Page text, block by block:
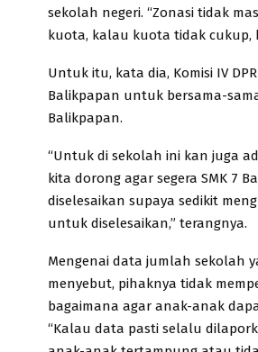
sekolah negeri. “Zonasi tidak
kuota, kalau kuota tidak cukup,
Untuk itu, kata dia, Komisi IV
Balikpapan untuk bersama-
Balikpapan.
“Untuk di sekolah ini kan juga
kita dorong agar segera SMK 7
diselesaikan supaya sedikit
untuk diselesaikan,” terangnya.
Mengenai data jumlah sekolah
menyebut, pihaknya tidak
bagaimana agar anak-anak
“Kalau data pasti selalu